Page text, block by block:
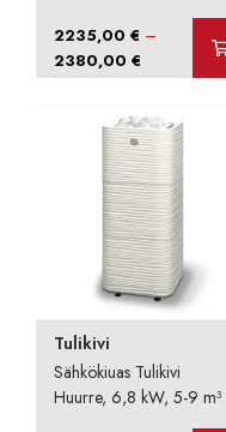
2235,00€ –
2380,00€ Hintaluokka:
2235,00 €
2380,00 €
Tulikivi
Sähkökiuas Tulikivi
Huurre, 6,8 kW, 5-9 m³